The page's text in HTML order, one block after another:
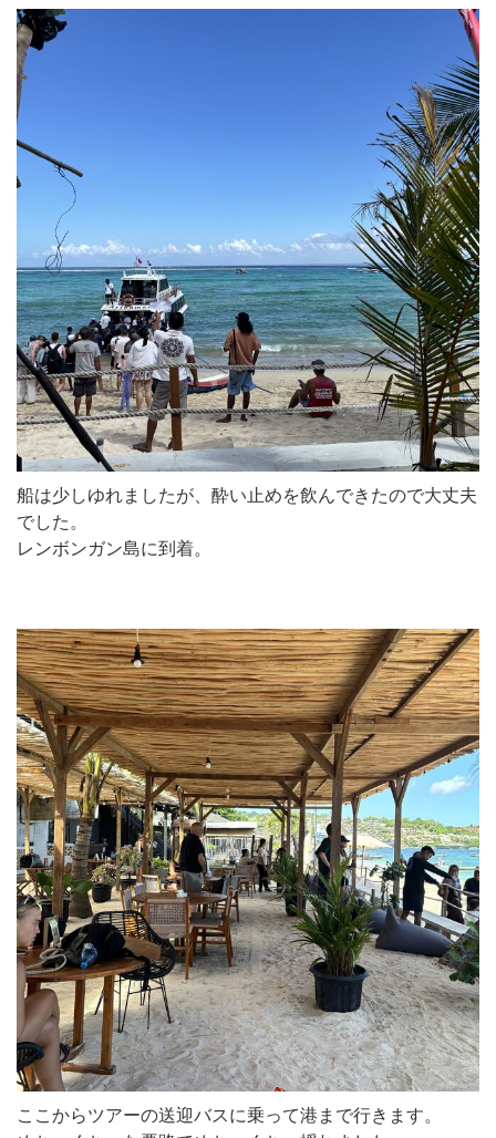
船は少しゆれましたが、酔い止めを飲んできたので大丈夫
でした。
レンボンガン島に到着。
ここからツアーの送迎バスに乗って港まで行きます。